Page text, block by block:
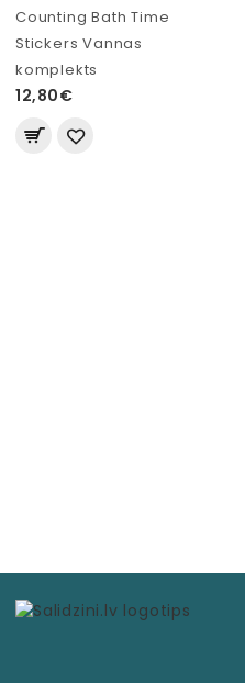
Counting Bath Time
Stickers Vannas
komplekts
12,80€